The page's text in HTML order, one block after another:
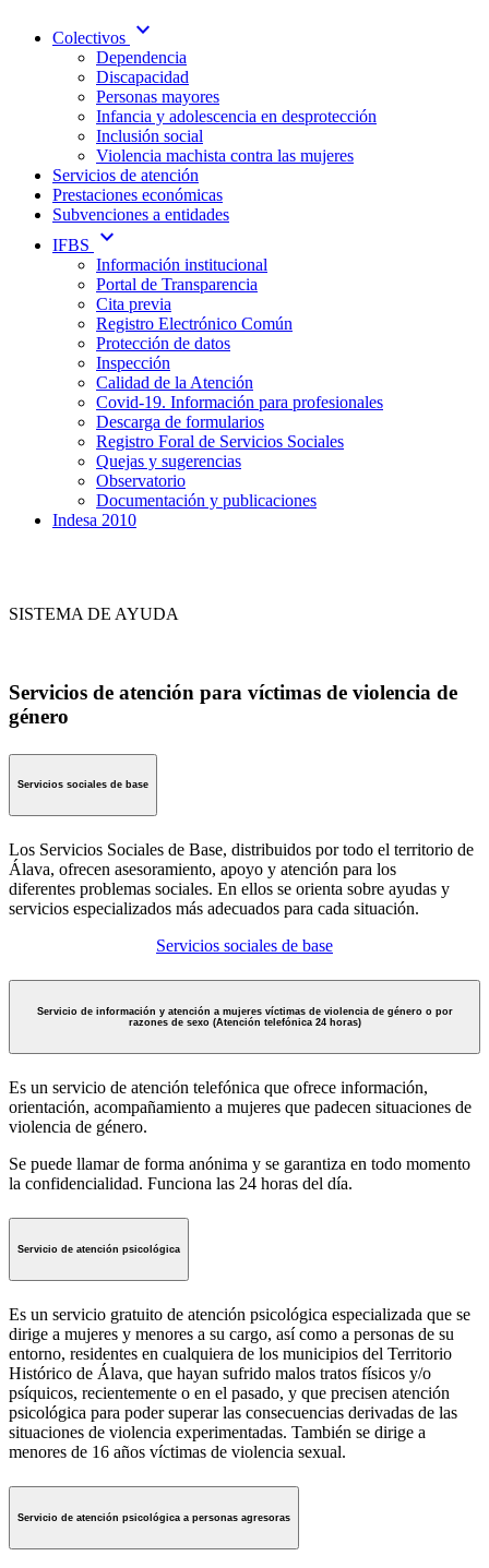
Colectivos expand_more
Dependencia
Discapacidad
Personas mayores
Infancia y adolescencia en desprotección
Inclusión social
Violencia machista contra las mujeres
Servicios de atención
Prestaciones económicas
Subvenciones a entidades
IFBS
expand_more
Información institucional
Portal de Transparencia
Cita previa
Registro Electrónico Común
Protección de datos
Inspección
Calidad de la Atención
Covid-19. Información para profesionales
Descarga de formularios
Registro Foral de Servicios Sociales
Quejas y sugerencias
Observatorio
Documentación y publicaciones
Indesa 2010
SISTEMA DE AYUDA
Servicios de atención para víctimas de violencia de
género
Servicios sociales de base
Los Servicios Sociales de Base, distribuidos por todo el territorio de
Álava, ofrecen asesoramiento, apoyo y atención para los
diferentes problemas sociales. En ellos se orienta sobre ayudas y
servicios especializados más adecuados para cada situación.
Servicios sociales de base
Servicio de información y atención a mujeres víctimas de violencia de género o por
razones de sexo (Atención telefónica 24 horas)
Es un servicio de atención telefónica que ofrece información,
orientación, acompañamiento a mujeres que padecen situaciones de
violencia de género.
Se puede llamar de forma anónima y se garantiza en todo momento
la confidencialidad. Funciona las 24 horas del día.
Servicio de atención psicológica
Es un servicio gratuito de atención psicológica especializada que se
dirige a mujeres y menores a su cargo, así como a personas de su
entorno, residentes en cualquiera de los municipios del Territorio
Histórico de Álava, que hayan sufrido malos tratos físicos y/o
psíquicos, recientemente o en el pasado, y que precisen atención
psicológica para poder superar las consecuencias derivadas de las
situaciones de violencia experimentadas. También se dirige a
menores de 16 años víctimas de violencia sexual.
Servicio de atención psicológica a personas agresoras